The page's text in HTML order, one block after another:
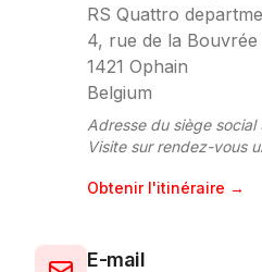
RS Quattro
4, rue de la Bouvrée
1421 Ophain
Belgium
Adresse du siège
Visite sur rendez-vous
Obtenir l'itinéraire →
E-mail